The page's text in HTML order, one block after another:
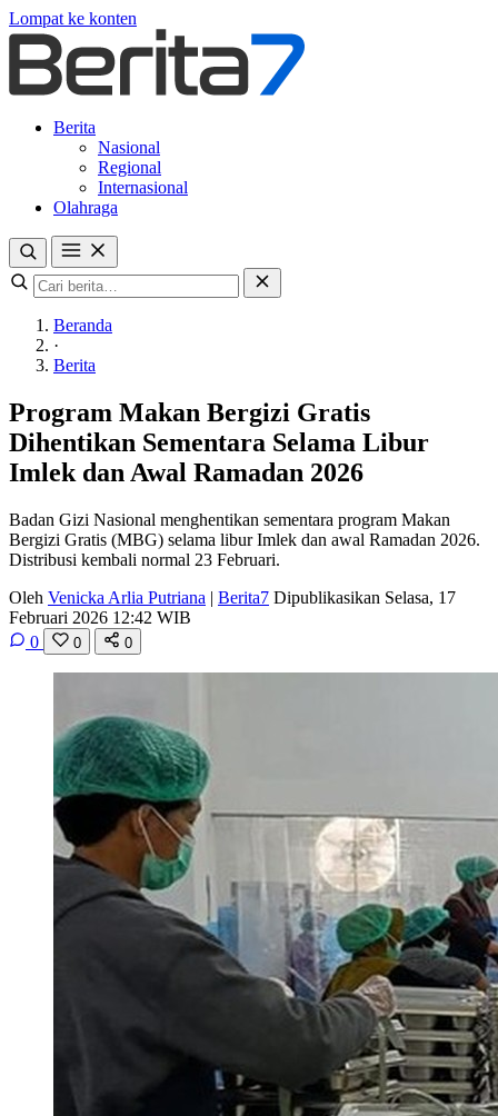
Lompat ke konten
Berita
Nasional
Regional
Internasional
Olahraga
Beranda
·
Berita
Program Makan Bergizi Gratis
Dihentikan Sementara Selama Libur
Imlek dan Awal Ramadan 2026
Badan Gizi Nasional menghentikan sementara program Makan
Bergizi Gratis (MBG) selama libur Imlek dan awal Ramadan 2026.
Distribusi kembali normal 23 Februari.
Oleh Venicka Arlia Putriana | Berita7 Dipublikasikan Selasa, 17
Februari 2026 12:42 WIB
0
0 0